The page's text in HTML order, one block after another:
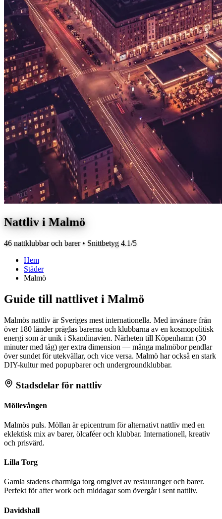
Nattliv i Malmö
46 nattklubbar och barer • Snittbetyg 4.1/5
Hem
Städer
Malmö
Guide till nattlivet i Malmö
Malmös nattliv är Sveriges mest internationella. Med invånare från
över 180 länder präglas barerna och klubbarna av en kosmopolitisk
energi som är unik i Skandinavien. Närheten till Köpenhamn (30
minuter med tåg) ger extra dimension — många malmöbor pendlar
över sundet för utekvällar, och vice versa. Malmö har också en stark
DIY-kultur med popupbarer och undergroundklubbar.
Stadsdelar för nattliv
Möllevången
Malmös puls. Möllan är epicentrum för alternativt nattliv med en
eklektisk mix av barer, ölcaféer och klubbar. Internationell, kreativ
och prisvärd.
Lilla Torg
Gamla stadens charmiga torg omgivet av restauranger och barer.
Perfekt för after work och middagar som övergår i sent nattliv.
Davidshall